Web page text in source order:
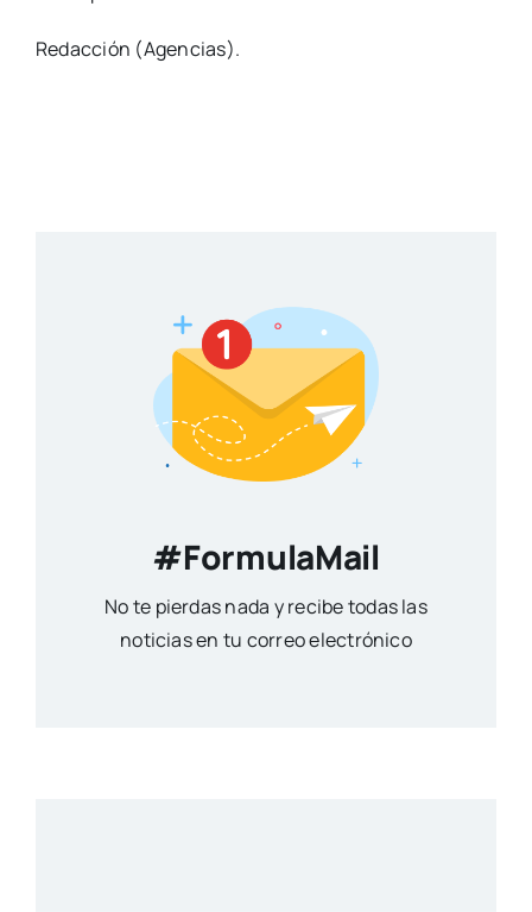
Redacción (Agencias).
#FormulaMail
No te pierdas nada y recibe todas las
noticias en tu correo electrónico